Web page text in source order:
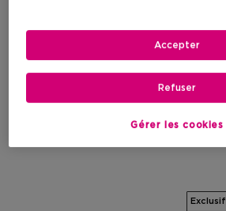
Exclusif
Gérer les cookies
Refuser
Accepter